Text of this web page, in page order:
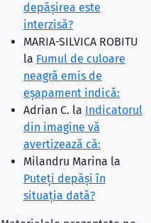
depăşirea este
interzisă?
MARIA-SILVICA ROBITU
la Fumul de culoare
neagră emis de
eşapament indică:
Adrian C. la Indicatorul
din imagine vă
avertizează că:
Milandru Marina la
Puteţi depăşi în
situaţia dată?